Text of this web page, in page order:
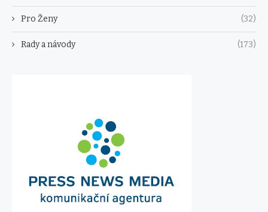
Pro Ženy (32)
Rady a návody (173)